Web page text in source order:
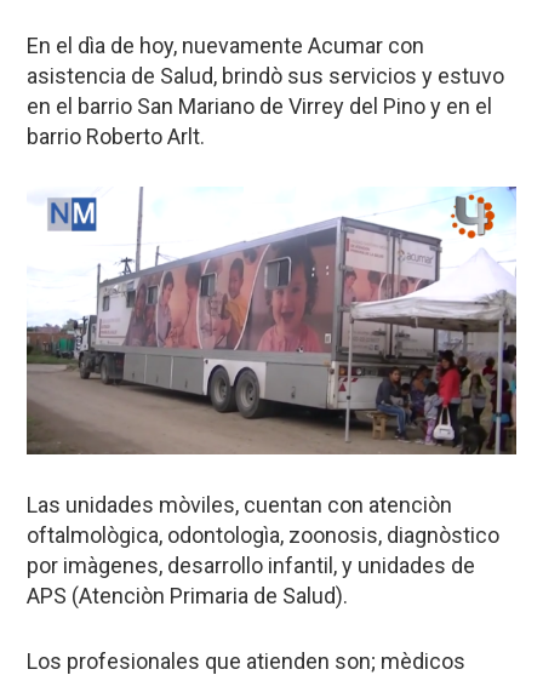
En el dìa de hoy, nuevamente Acumar con
asistencia de Salud, brindò sus servicios y estuvo
en el barrio San Mariano de Virrey del Pino y en el
barrio Roberto Arlt.
Las unidades mòviles, cuentan con atenciòn
oftalmològica, odontologìa, zoonosis, diagnòstico
por imàgenes, desarrollo infantil, y unidades de
APS (Atenciòn Primaria de Salud).
Los profesionales que atienden son; mèdicos